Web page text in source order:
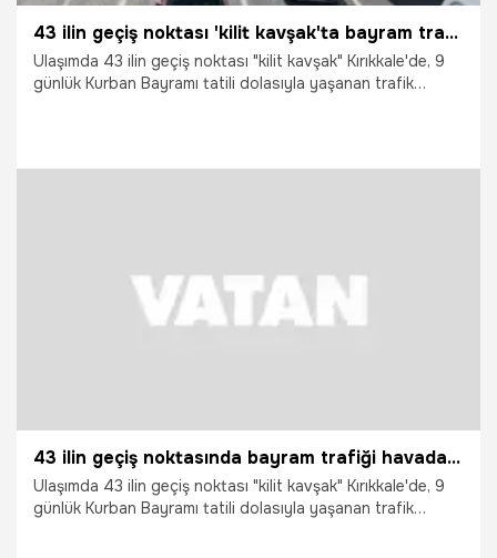
43 ilin geçiş noktası 'kilit kavşak'ta bayram trafiği havadan görüntülendi: Araçlar adım adım ilerledi
Ulaşımda 43 ilin geçiş noktası "kilit kavşak" Kırıkkale'de, 9
günlük Kurban Bayramı tatili dolasıyla yaşanan trafik
43 ilin geçiş noktasında bayram trafiği havadan görüntülendi: Araçlar adım adım ilerledi
Ulaşımda 43 ilin geçiş noktası "kilit kavşak" Kırıkkale'de, 9
günlük Kurban Bayramı tatili dolasıyla yaşanan trafik